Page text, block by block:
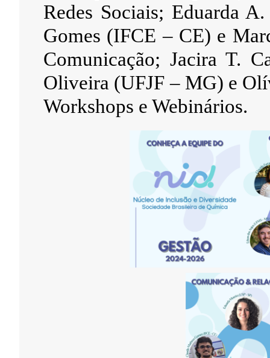
Redes Sociais; Eduarda
Gomes (IFCE – CE) e
Comunicação; Jacira T.
Oliveira (UFJF – MG) e
Workshops e Webinários.